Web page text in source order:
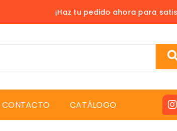
¡Haz tu pedido ahora para
CONTACTO CATÁLOGO